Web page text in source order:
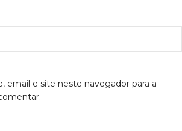
email e site neste navegador para a